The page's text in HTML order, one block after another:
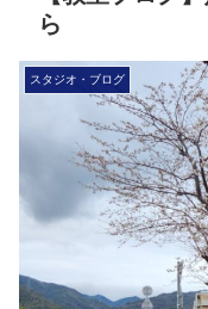
ら
スタジオ・ブログ